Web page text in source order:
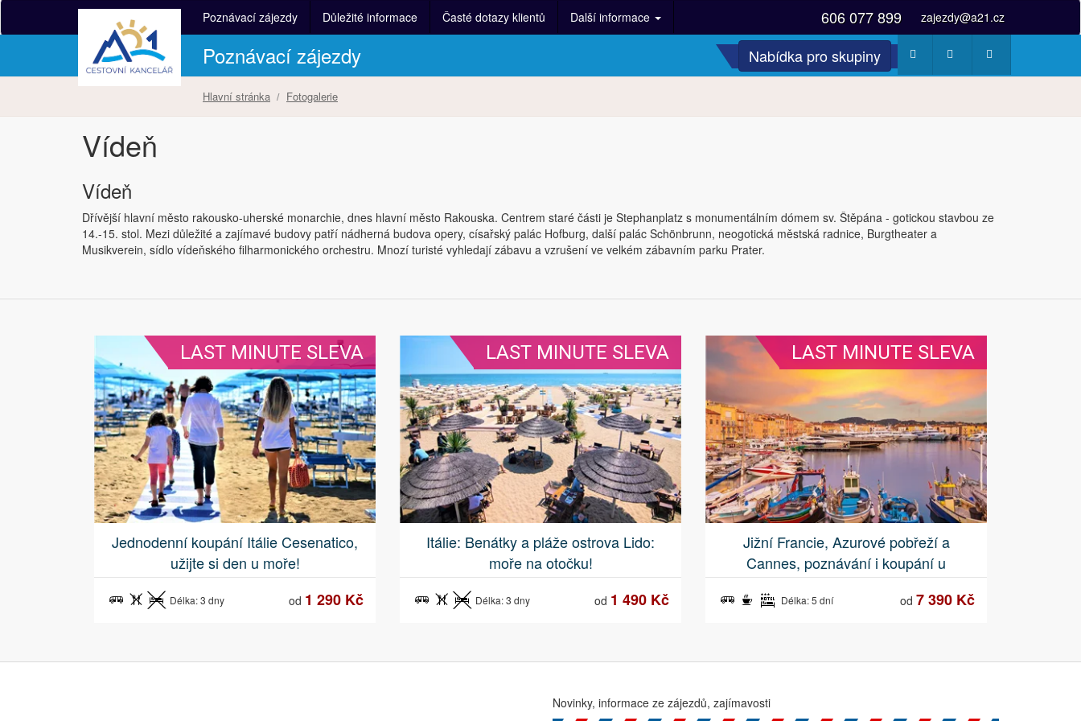
606 077 899 zajezdy@a21.cz
Poznávací zájezdy Důležité informace Časté dotazy klientů Další informace
Poznávací zájezdy Nabídka pro skupiny
Hlavní stránka Fotogalerie
Vídeň
Vídeň
Dřívější hlavní město rakousko-uherské monarchie, dnes hlavní město Rakouska. Centrem staré části je Stephanplatz s monumentálním dómem sv. Štěpána - gotickou stavbou ze
14.-15. stol. Mezi důležité a zajímavé budovy patří nádherná budova opery, císařský palác Hofburg, další palác Schönbrunn, neogotická městská radnice, Burgtheater a
Musikverein, sídlo vídeňského filharmonického orchestru. Mnozí turisté vyhledají zábavu a vzrušení ve velkém zábavním parku Prater.
LAST MINUTE SLEVA
Jednodenní koupání Itálie Cesenatico,
užijte si den u moře!
Délka: 3 dny od 1 290 Kč
LAST MINUTE SLEVA
Itálie: Benátky a pláže ostrova Lido:
moře na otočku!
Délka: 3 dny od 1 490 Kč
LAST MINUTE SLEVA
Jižní Francie, Azurové pobřeží a
Cannes, poznávání i koupání u
nejkrásnějších pláží
Délka: 5 dní od 7 390 Kč
Novinky, informace ze zájezdů, zajímavosti